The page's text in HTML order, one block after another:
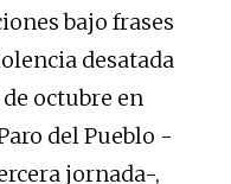
bajo frases
desatada
octubre en
del Pueblo -
jornada-,